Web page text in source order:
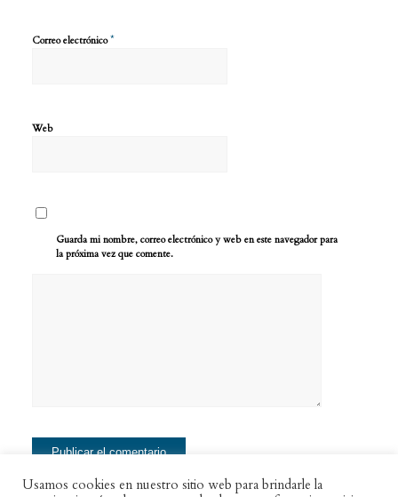
Correo electrónico*
Web
Guarda mi nombre, correo electrónico y web en este navegador para
la próxima vez que comente.
Usamos cookies en nuestro sitio web para brindarle la